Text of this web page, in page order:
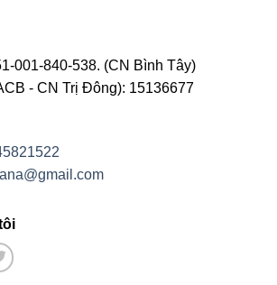
001-840-538. (CN Bình Tây)
- CN Trị Đông): 15136677